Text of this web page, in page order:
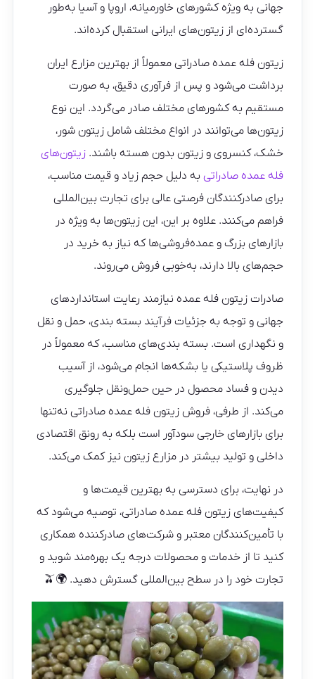
جهانی به‌ ویژه کشورهای خاورمیانه، اروپا و آسیا به‌طور
گسترده‌ای از زیتون‌های ایرانی استقبال کرده‌اند.
زیتون فله عمده صادراتی معمولاً از بهترین مزارع ایران
برداشت می‌شود و پس از فرآوری دقیق، به‌ صورت
مستقیم به کشورهای مختلف صادر می‌گردد. این نوع
زیتون‌ها می‌توانند در انواع مختلف شامل زیتون شور،
خشک، کنسروی و زیتون بدون هسته باشند.زیتون‌های
فله عمده صادراتی به دلیل حجم زیاد و قیمت مناسب،
برای صادرکنندگان فرصتی عالی برای تجارت بین‌المللی
فراهم می‌کنند. علاوه بر این، این زیتون‌ها به‌ ویژه در
بازارهای بزرگ و عمده‌فروشی‌ها که نیاز به خرید در
حجم‌های بالا دارند، به‌خوبی فروش می‌روند.
صادرات زیتون فله عمده نیازمند رعایت استانداردهای
جهانی و توجه به جزئیات فرآیند بسته‌ بندی، حمل‌ و نقل
و نگهداری است. بسته‌ بندی‌های مناسب، که معمولاً در
ظروف پلاستیکی یا بشکه‌ها انجام می‌شود، از آسیب
دیدن و فساد محصول در حین حمل‌ونقل جلوگیری
می‌کند. از طرفی، فروش زیتون فله عمده صادراتی نه‌تنها
برای بازارهای خارجی سودآور است بلکه به رونق اقتصادی
داخلی و تولید بیشتر در مزارع زیتون نیز کمک می‌کند.
در نهایت، برای دسترسی به بهترین قیمت‌ها و
کیفیت‌های زیتون فله عمده صادراتی، توصیه می‌شود که
با تأمین‌کنندگان معتبر و شرکت‌های صادرکننده همکاری
کنید تا از خدمات و محصولات درجه یک بهره‌مند شوید و
تجارت خود را در سطح بین‌المللی گسترش دهید. 🌍🫒